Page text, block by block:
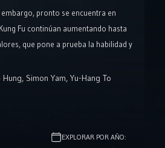
embargo, pronto se encuentra en
Fu continúan aumentando hasta
que pone a prueba la habilidad y
Hung, Simon Yam, Yu-Hang To
EXPLORAR POR AÑO: